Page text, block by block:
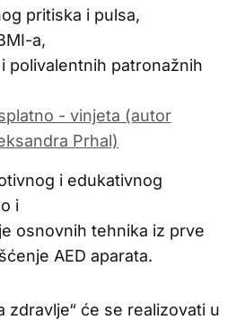
pritiska i pulsa,
a,
polivalentnih patronažnih
i edukativnog
i
osnovnih tehnika iz prve
AED aparata.
zdravlje“ će se realizovati u